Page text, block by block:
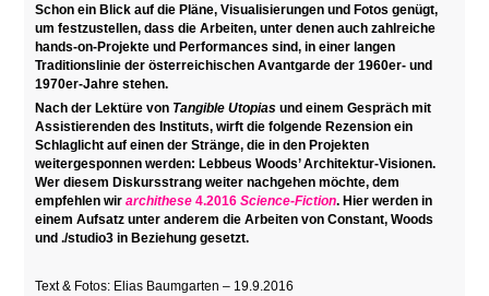
Schon ein Blick auf die Pläne, Visualisierungen und Fotos genügt,
um festzustellen, dass die Arbeiten, unter denen auch zahlreiche
hands-on-Projekte und Performances sind, in einer langen
Traditionslinie der österreichischen Avantgarde der 1960er- und
1970er-Jahre stehen.
Nach der Lektüre von Tangible Utopias und einem Gespräch mit
Assistierenden des Instituts, wirft die folgende Rezension ein
Schlaglicht auf einen der Stränge, die in den Projekten
weitergesponnen werden: Lebbeus Woods’ Architektur-Visionen.
Wer diesem Diskursstrang weiter nachgehen möchte, dem
empfehlen wirarchithese 4.2016Science-Fiction. Hier werden in
einem Aufsatz unter anderem die Arbeiten von Constant, Woods
und ./studio3 in Beziehung gesetzt.
Text & Fotos: Elias Baumgarten – 19.9.2016